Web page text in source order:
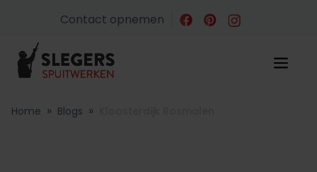
Contact opnemen
Home » Blogs »